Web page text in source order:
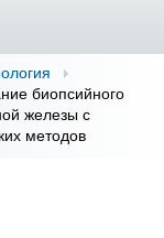
биопсийного
железы с
методов